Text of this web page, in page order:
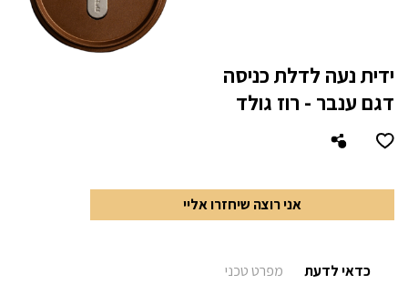
ידית נעה לדלת כניסה
דגם ענבר - רוז גולד
אני רוצה שיחזרו אליי
כדאי לדעת מפרט טכני